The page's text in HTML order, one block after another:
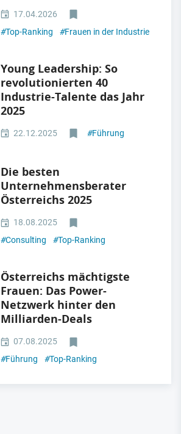
17.04.2026
#Top-Ranking #Frauen in der Industrie
Young Leadership: So
revolutionierten 40
Industrie-Talente das Jahr
2025
22.12.2025 #Führung
Die besten
Unternehmensberater
Österreichs 2025
18.08.2025
#Consulting #Top-Ranking
Österreichs mächtigste
Frauen: Das Power-
Netzwerk hinter den
Milliarden-Deals
07.08.2025
#Führung #Top-Ranking